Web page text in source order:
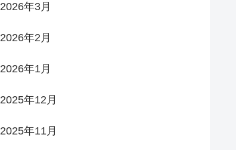
2026年3月
2026年2月
2026年1月
2025年12月
2025年11月